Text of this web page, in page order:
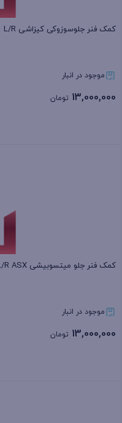
کمک فنر جلوسوزوکی کیزاشی L/R
موجود در انبار
13,000,000 تومان
کمک فنر جلو میتسوبیشی L/R ASX
موجود در انبار
13,000,000 تومان